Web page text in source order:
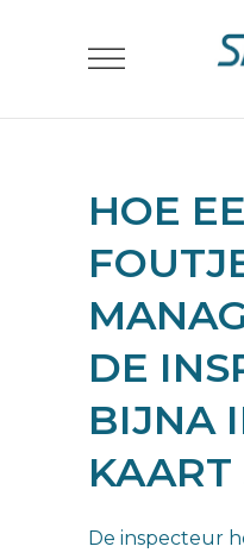
HOE
DE
BIJNA
KAART
De inspecteur